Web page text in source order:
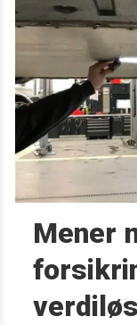
Mener
verdiløs